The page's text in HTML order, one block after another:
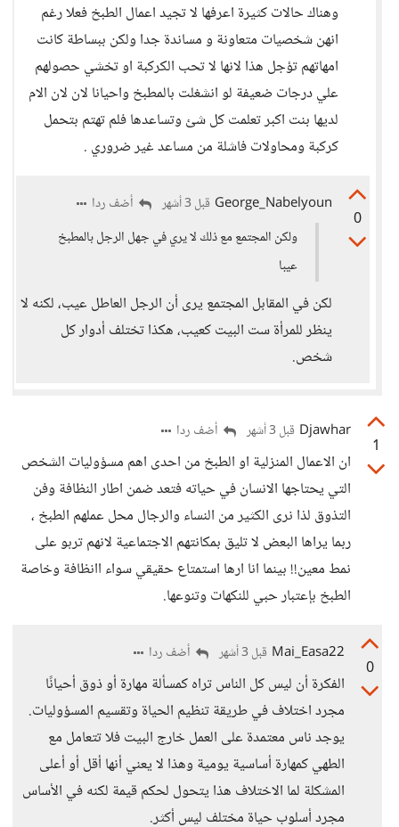
وهناك حالات كثيرة اعرفها لا تجيد اعمال الطبخ فعلا رغم
انهن شخصيات متعاونة و مساندة جدا ولكن ببساطة كانت
امهاتهم تؤجل هذا لانها لا تحب الكركبة او تخشي حصولهم
علي درجات ضعيفة لو انشغلت بالمطبخ واحيانا لان لان الام
لديها بنت اكبر تعلمت كل شئ وتساعدها فلم تهتم بتحمل
كركبة ومحاولات فاشلة من مساعد غير ضروري .
0
George_Nabelyoun قبل 3 أشهر
أضف ردا
ولكن المجتمع مع ذلك لا يري في جهل الرجل بالمطبخ
عيبا
لكن في المقابل المجتمع يرى أن الرجل العاطل عيب، لكنه لا
ينظر للمرأة ست البيت كعيب، هكذا تختلف أدوار كل
شخص.
1
Djawhar قبل 3 أشهر أضف ردا
ان الاعمال المنزلية او الطبخ من احدى اهم مسؤوليات الشخص
التي يحتاجها الانسان في حياته فتعد ضمن اطار النظافة وفن
التذوق لذا نرى الكثير من النساء والرجال محل عملهم الطبخ ،
ربما يراها البعض لا تليق بمكانتهم الاجتماعية لانهم تربو على
نمط معين!! بينما انا ارها استمتاع حقيقي سواء اانظافة وخاصة
الطبخ بإعتبار حبي للنكهات وتنوعها.
0
Mai_Easa22 قبل 3 أشهر أضف ردا
الفكرة أن ليس كل الناس تراه كمسألة مهارة أو ذوق أحيانًا
مجرد اختلاف في طريقة تنظيم الحياة وتقسيم المسؤوليات.
يوجد ناس معتمدة على العمل خارج البيت فلا تتعامل مع
الطهي كمهارة أساسية يومية وهذا لا يعني أنها أقل أو أعلى
المشكلة لما الاختلاف هذا يتحول لحكم قيمة لكنه في الأساس
مجرد أسلوب حياة مختلف ليس أكثر.